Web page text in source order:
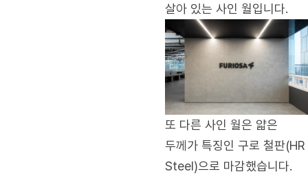
살아 있는 사인 월입니다.
또 다른 사인 월은 얇은
두께가 특징인 구로 철판(HR
Steel)으로 마감했습니다.